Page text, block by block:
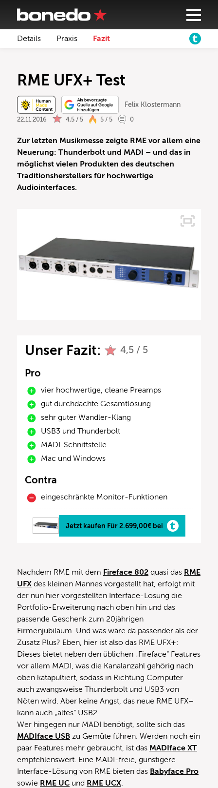
Details Praxis Fazit
RME UFX+ Test
Felix Klostermann
22.11.2016 4,5 / 5 5 / 5 0
Zur letzten Musikmesse zeigte RME vor allem eine
Neuerung: Thunderbolt und MADI – und das in
möglichst vielen Produkten des deutschen
Traditionsherstellers für hochwertige
Audiointerfaces.
Unser Fazit: 4,5 / 5
Pro
vier hochwertige, cleane Preamps
gut durchdachte Gesamtlösung
sehr guter Wandler-Klang
USB3 und Thunderbolt
MADI-Schnittstelle
Mac und Windows
Contra
eingeschränkte Monitor-Funktionen
Jetzt kaufen Für 2.699,00€ bei
Nachdem RME mit dem Fireface 802 quasi das RME
UFX des kleinen Mannes vorgestellt hat, erfolgt mit
der nun hier vorgestellten Interface-Lösung die
Portfolio-Erweiterung nach oben hin und das
passende Geschenk zum 20jährigen
Firmenjubiläum. Und was wäre da passender als der
Zusatz Plus? Eben, hier ist also das RME UFX+:
Dieses bietet neben den üblichen „Fireface“ Features
vor allem MADI, was die Kanalanzahl gehörig nach
oben katapultiert, sodass in Richtung Computer
auch zwangsweise Thunderbolt und USB3 von
Nöten wird. Aber keine Angst, das neue RME UFX+
kann auch „altes“ USB2.
Wer hingegen nur MADI benötigt, sollte sich das
MADIface USB zu Gemüte führen. Werden noch ein
paar Features mehr gebraucht, ist das MADIface XT
empfehlenswert. Eine MADI-freie, günstigere
Interface-Lösung von RME bieten das Babyface Pro
sowie RME UC und RME UCX.